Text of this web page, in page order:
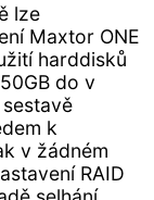
lze
Maxtor ONE
harddisků
do v
k
v žádném
RAID